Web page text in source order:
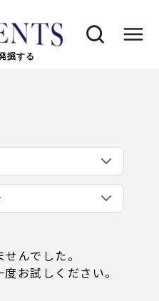
掘する
んでした。
お試しください。